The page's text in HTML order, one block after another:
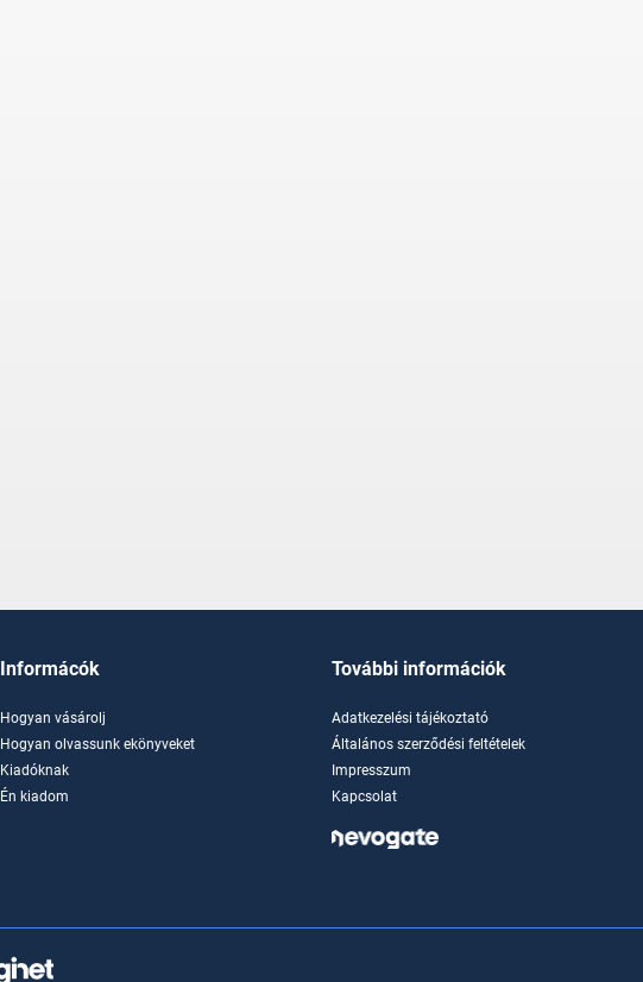
Informácók
Hogyan vásárolj
Hogyan olvassunk ekönyveket
Kiadóknak
Én kiadom
További információk
Adatkezelési tájékoztató
Általános szerződési feltételek
Impresszum
Kapcsolat